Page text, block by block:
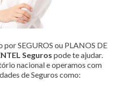
por SEGUROS ou PLANOS DE
Seguros pode te ajudar.
nacional e operamos com
de Seguros como: